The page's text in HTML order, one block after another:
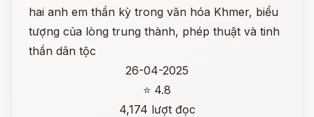
hai anh em thần kỳ trong văn hóa Khmer, biểu
tượng của lòng trung thành, phép thuật và tinh
thần dân tộc
26-04-2025
⭐ 4.8
4,174 lượt đọc